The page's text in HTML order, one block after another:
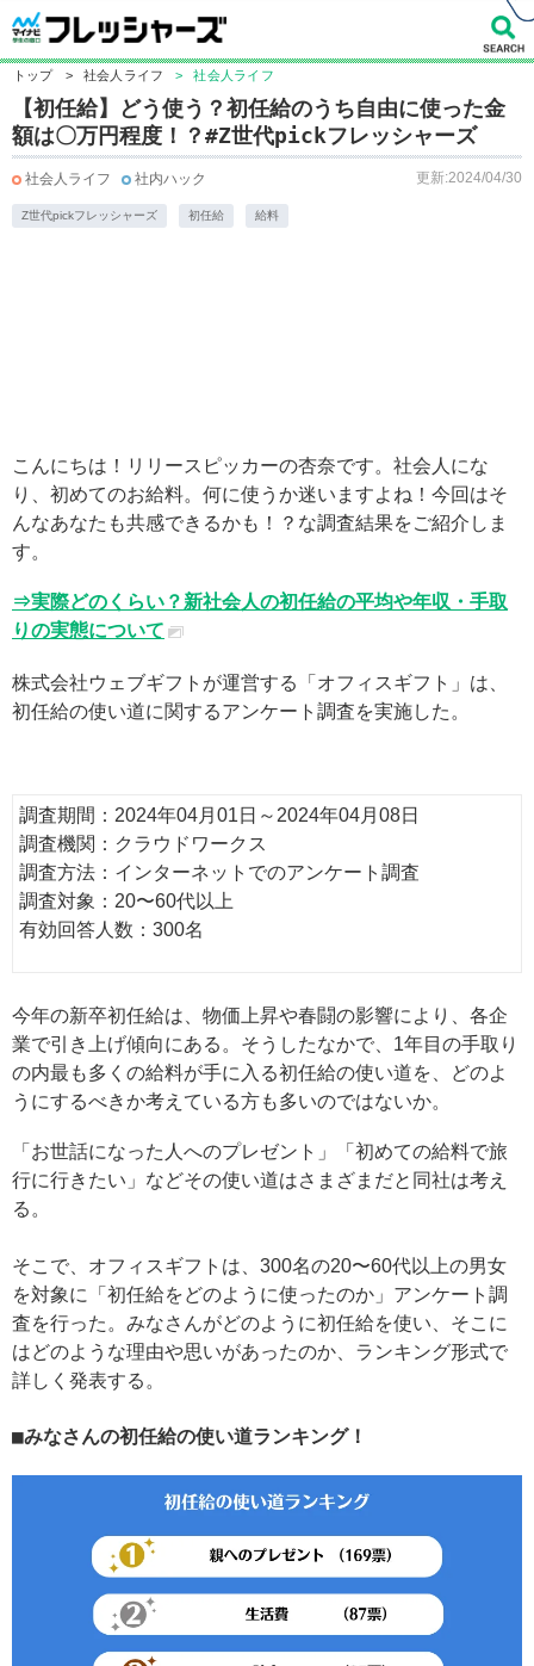
トップ > 社会人ライフ > 社会人ライフ
【初任給】どう使う？初任給のうち自由に使った金
額は〇万円程度！？#Z世代pickフレッシャーズ
社会人ライフ 社内ハック 更新:2024/04/30
Z世代pickフレッシャーズ 初任給 給料
こんにちは！リリースピッカーの杏奈です。社会人にな
り、初めてのお給料。何に使うか迷いますよね！今回はそ
んなあなたも共感できるかも！？な調査結果をご紹介しま
す。
⇒実際どのくらい？新社会人の初任給の平均や年収・手取
りの実態について
株式会社ウェブギフトが運営する「オフィスギフト」は、
初任給の使い道に関するアンケート調査を実施した。
調査期間：2024年04月01日～2024年04月08日
調査機関：クラウドワークス
調査方法：インターネットでのアンケート調査
調査対象：20〜60代以上
有効回答人数：300名
今年の新卒初任給は、物価上昇や春闘の影響により、各企
業で引き上げ傾向にある。そうしたなかで、1年目の手取り
の内最も多くの給料が手に入る初任給の使い道を、どのよ
うにするべきか考えている方も多いのではないか。
「お世話になった人へのプレゼント」「初めての給料で旅
行に行きたい」などその使い道はさまざまだと同社は考え
る。
そこで、オフィスギフトは、300名の20〜60代以上の男女
を対象に「初任給をどのように使ったのか」アンケート調
査を行った。みなさんがどのように初任給を使い、そこに
はどのような理由や思いがあったのか、ランキング形式で
詳しく発表する。
みなさんの初任給の使い道ランキング！